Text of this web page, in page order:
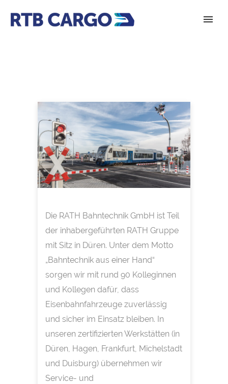
Die RATH Bahntechnik GmbH ist Teil
der inhabergeführten RATH Gruppe
mit Sitz in Düren. Unter dem Motto
„Bahntechnik aus einer Hand“
sorgen wir mit rund 90 Kolleginnen
und Kollegen dafür, dass
Eisenbahnfahrzeuge zuverlässig
und sicher im Einsatz bleiben. In
unseren zertifizierten Werkstätten (in
Düren, Hagen, Frankfurt, Michelstadt
und Duisburg) übernehmen wir
Service- und